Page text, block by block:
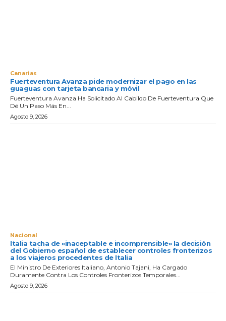
Canarias
Fuerteventura Avanza pide modernizar el pago en las
guaguas con tarjeta bancaria y móvil
Fuerteventura Avanza Ha Solicitado Al Cabildo De Fuerteventura Que
Dé Un Paso Más En...
Agosto 9, 2026
Nacional
Italia tacha de «inaceptable e incomprensible» la decisión
del Gobierno español de establecer controles fronterizos
a los viajeros procedentes de Italia
El Ministro De Exteriores Italiano, Antonio Tajani, Ha Cargado
Duramente Contra Los Controles Fronterizos Temporales...
Agosto 9, 2026